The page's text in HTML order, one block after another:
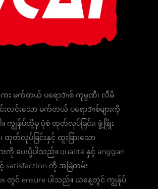
ေး မက်တယ် ပရောဒักစ် ကုမ္ပဏီ၊ လီမိ
င်းသော မက်တယ် ပရောဒักစ်များကို
ကျွန်ုပ်တို့မှ ပုံစံ ထုတ်လုပ်ခြင်း၊ ဖွံ့ဖြိုး
ထုတ်လုပ်ခြင်းနှင့် ထူးခြားသော
းကို ပေးပို့ပါသည်။ qualité နှင့် anggan
င့် satisfaction ကို အမြဲတမ်း
တွင် ensure ပါသည်။ ယနေ့တွင် ကျွန်ုပ်